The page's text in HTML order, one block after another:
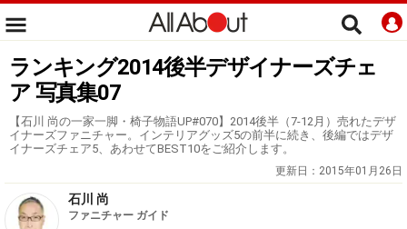
ランキング2014後半デザイナーズチェ
ア 写真集07
【石川 尚の一家一脚・椅子物語UP#070】2014後半（7-12月）売れたデザ
イナーズファニチャー。インテリアグッズ5の前半に続き、後編ではデザ
イナーズチェア5、あわせてBEST10をご紹介します。
更新日： 2015年01月26日
石川 尚
ファニチャー ガイド